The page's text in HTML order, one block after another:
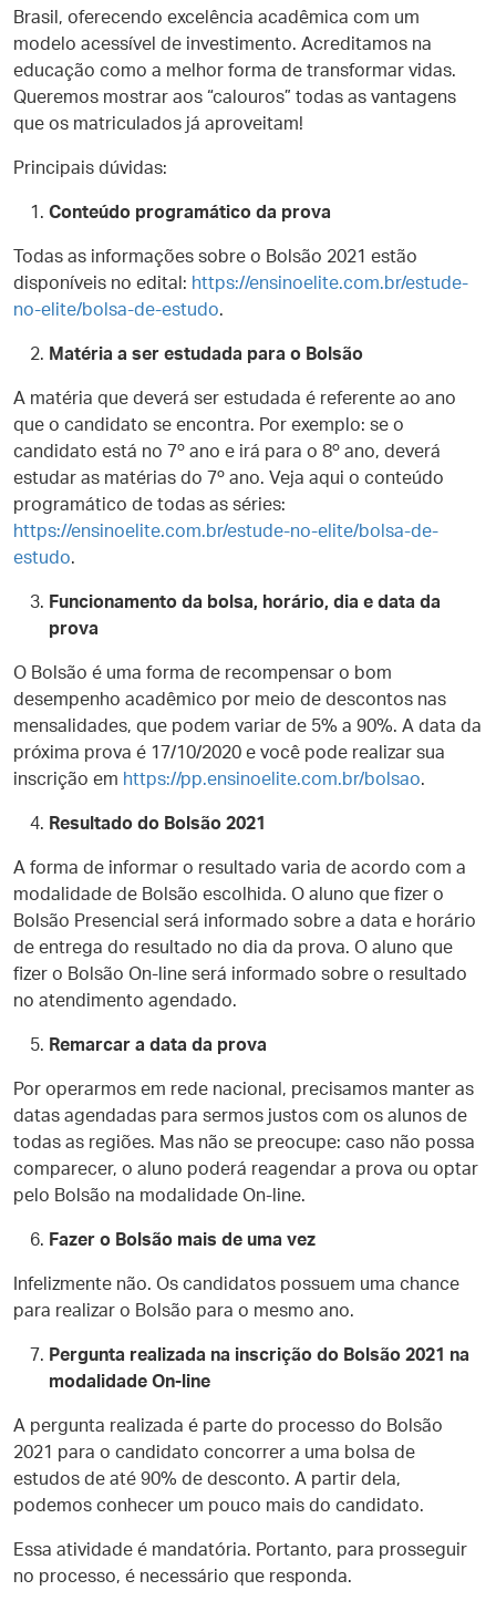
Brasil, oferecendo excelência acadêmica com um
modelo acessível de investimento. Acreditamos na
educação como a melhor forma de transformar vidas.
Queremos mostrar aos “calouros” todas as vantagens
que os matriculados já aproveitam!
Principais dúvidas:
Conteúdo programático da prova
Todas as informações sobre o Bolsão 2021 estão
disponíveis no edital: https://ensinoelite.com.br/estude-
no-elite/bolsa-de-estudo.
Matéria a ser estudada para o Bolsão
A matéria que deverá ser estudada é referente ao ano
que o candidato se encontra. Por exemplo: se o
candidato está no 7º ano e irá para o 8º ano, deverá
estudar as matérias do 7º ano. Veja aqui o conteúdo
programático de todas as séries:
https://ensinoelite.com.br/estude-no-elite/bolsa-de-
estudo.
Funcionamento da bolsa, horário, dia e data da
prova
O Bolsão é uma forma de recompensar o bom
desempenho acadêmico por meio de descontos nas
mensalidades, que podem variar de 5% a 90%. A data da
próxima prova é 17/10/2020 e você pode realizar sua
inscrição em https://pp.ensinoelite.com.br/bolsao.
Resultado do Bolsão 2021
A forma de informar o resultado varia de acordo com a
modalidade de Bolsão escolhida. O aluno que fizer o
Bolsão Presencial será informado sobre a data e horário
de entrega do resultado no dia da prova. O aluno que
fizer o Bolsão On-line será informado sobre o resultado
no atendimento agendado.
Remarcar a data da prova
Por operarmos em rede nacional, precisamos manter as
datas agendadas para sermos justos com os alunos de
todas as regiões. Mas não se preocupe: caso não possa
comparecer, o aluno poderá reagendar a prova ou optar
pelo Bolsão na modalidade On-line.
Fazer o Bolsão mais de uma vez
Infelizmente não. Os candidatos possuem uma chance
para realizar o Bolsão para o mesmo ano.
Pergunta realizada na inscrição do Bolsão 2021 na
modalidade On-line
A pergunta realizada é parte do processo do Bolsão
2021 para o candidato concorrer a uma bolsa de
estudos de até 90% de desconto. A partir dela,
podemos conhecer um pouco mais do candidato.
Essa atividade é mandatória. Portanto, para prosseguir
no processo, é necessário que responda.